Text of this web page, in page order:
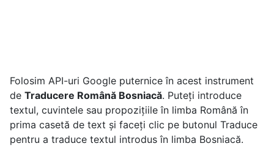
Folosim API-uri Google puternice în acest instrument
de Traducere Română Bosniacă. Puteți introduce
textul, cuvintele sau propozițiile în limba Română în
prima casetă de text și faceți clic pe butonul Traduce
pentru a traduce textul introdus în limba Bosniacă.